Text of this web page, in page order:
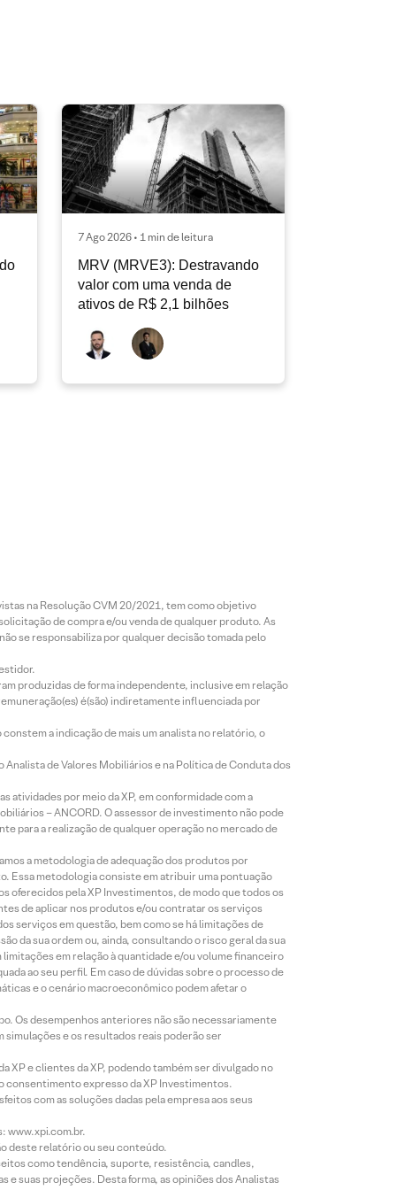
7 Ago 2026 • 1 min de leitura
MRV (MRVE3): Destravando
valor com uma venda de
ativos de R$ 2,1 bilhões
na Resolução CVM 20/2021, tem como objetivo
de compra e/ou venda de qualquer produto. As
se responsabiliza por qualquer decisão tomada pelo
produzidas de forma independente, inclusive em relação
é(são) indiretamente influenciada por
a indicação de mais um analista no relatório, o
de Valores Mobiliários e na Política de Conduta dos
atividades por meio da XP, em conformidade com a
– ANCORD. O assessor de investimento não pode
para a realização de qualquer operação no mercado de
a metodologia de adequação dos produtos por
Essa metodologia consiste em atribuir uma pontuação
oferecidos pela XP Investimentos, de modo que todos os
de aplicar nos produtos e/ou contratar os serviços
serviços em questão, bem como se há limitações de
da sua ordem ou, ainda, consultando o risco geral da sua
em relação à quantidade e/ou volume financeiro
ao seu perfil. Em caso de dúvidas sobre o processo de
e o cenário macroeconômico podem afetar o
Os desempenhos anteriores não são necessariamente
e os resultados reais poderão ser
e clientes da XP, podendo também ser divulgado no
consentimento expresso da XP Investimentos.
com as soluções dadas pela empresa aos seus
www.xpi.com.br.
deste relatório ou seu conteúdo.
como tendência, suporte, resistência, candles,
e suas projeções. Desta forma, as opiniões dos Analistas